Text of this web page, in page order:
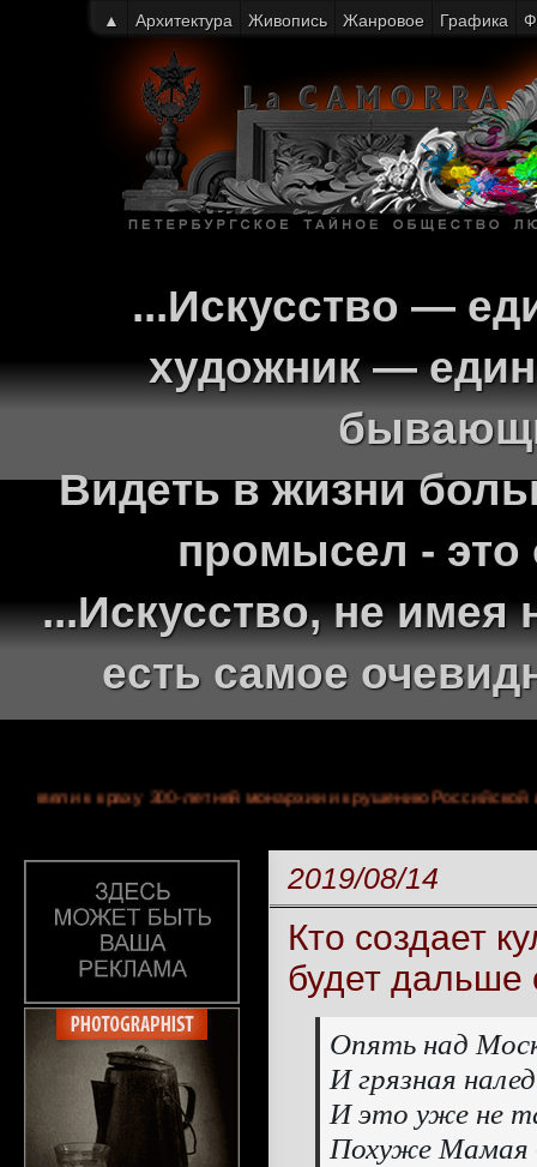
...Искусство —
художник —
Видеть в жизни
промысел - это
...Искусство, не
есть самое
привели к краху 300-летней монархии и крушению
2019/08/14
Кто создает
будет дальше
Опять над
И грязная
И это уже не
Похуже Мамая
▲ Архитектура Живопись Жанровое Графика